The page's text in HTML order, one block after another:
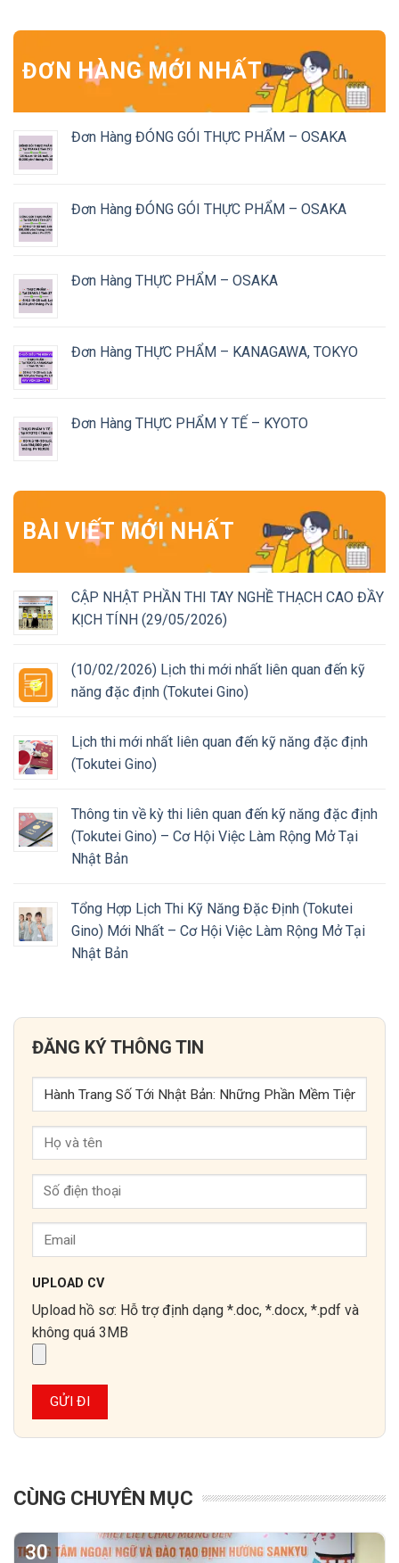
ĐƠN HÀNG MỚI NHẤT
Đơn Hàng ĐÓNG GÓI THỰC PHẨM – OSAKA
Đơn Hàng ĐÓNG GÓI THỰC PHẨM – OSAKA
Đơn Hàng THỰC PHẨM – OSAKA
Đơn Hàng THỰC PHẨM – KANAGAWA, TOKYO
Đơn Hàng THỰC PHẨM Y TẾ – KYOTO
BÀI VIẾT MỚI NHẤT
CẬP NHẬT PHẦN THI TAY NGHỀ THẠCH CAO ĐẦY
KỊCH TÍNH (29/05/2026)
(10/02/2026) Lịch thi mới nhất liên quan đến kỹ
năng đặc định (Tokutei Gino)
Lịch thi mới nhất liên quan đến kỹ năng đặc định
(Tokutei Gino)
Thông tin về kỳ thi liên quan đến kỹ năng đặc định
(Tokutei Gino) – Cơ Hội Việc Làm Rộng Mở Tại
Nhật Bản
Tổng Hợp Lịch Thi Kỹ Năng Đặc Định (Tokutei
Gino) Mới Nhất – Cơ Hội Việc Làm Rộng Mở Tại
Nhật Bản
ĐĂNG KÝ THÔNG TIN
UPLOAD CV
Upload hồ sơ: Hỗ trợ định dạng *.doc, *.docx, *.pdf và
không quá 3MB
CÙNG CHUYÊN MỤC
30